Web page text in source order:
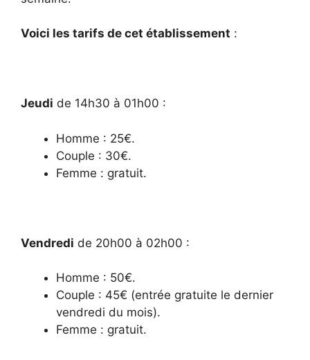
Voici les tarifs de cet établissement :
Jeudi de 14h30 à 01h00 :
Homme : 25€.
Couple : 30€.
Femme : gratuit.
Vendredi de 20h00 à 02h00 :
Homme : 50€.
Couple : 45€ (entrée gratuite le dernier
vendredi du mois).
Femme : gratuit.